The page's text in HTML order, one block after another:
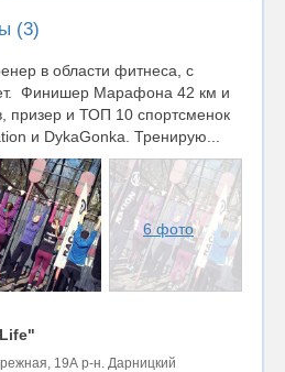
(3)
в области фитнеса, с
Финишер Марафона 42 км и
призер и ТОП 10 спортсменок
и DykaGonka. Тренирую...
6 фото
19А р-н. Дарницкий